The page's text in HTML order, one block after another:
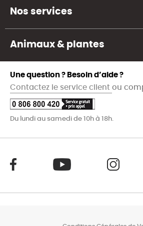
Nos services
Animaux & plantes
Une question ? Besoin d’aide ?
Contactez le service client ou
Du lundi au samedi de 10h à 18h.